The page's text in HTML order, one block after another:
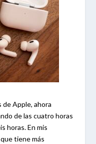
Apple, ahora
de las cuatro horas
horas. En mis
tiene más